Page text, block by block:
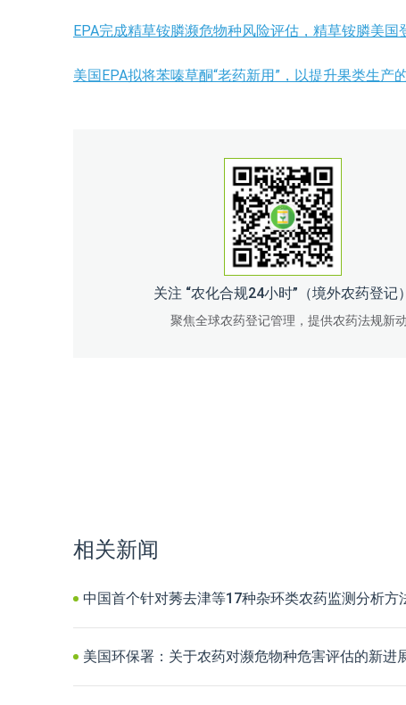
EPA完成精草铵膦濒危物种风险评估，精草铵膦美国
美国EPA拟将苯嗪草酮“老药新用”，以提升果类生产
关注 “农化合规24小时”（境外农药登记）
聚焦全球农药登记管理，提供农药法规新
相关新闻
中国首个针对莠去津等17种杂环类农药监测分析方
美国环保署：关于农药对濒危物种危害评估的新进